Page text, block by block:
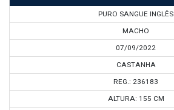
PURO SANGUE INGLÊS
MACHO
07/09/2022
CASTANHA
REG.: 236183
ALTURA: 155 CM